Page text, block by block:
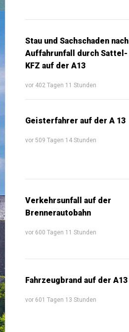
Stau und Sachschaden nach
Auffahrunfall durch Sattel-
KFZ auf der A13
vor 402 Tagen 11 Stunden
Geisterfahrer auf der A 13
vor 509 Tagen 14 Stunden
Verkehrsunfall auf der
Brennerautobahn
vor 600 Tagen 11 Stunden
Fahrzeugbrand auf der A13
vor 601 Tagen 13 Stunden